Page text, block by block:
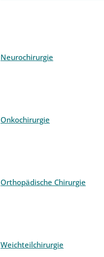
Neurochirurgie
Onkochirurgie
Orthopädische Chirurgie
Weichteilchirurgie